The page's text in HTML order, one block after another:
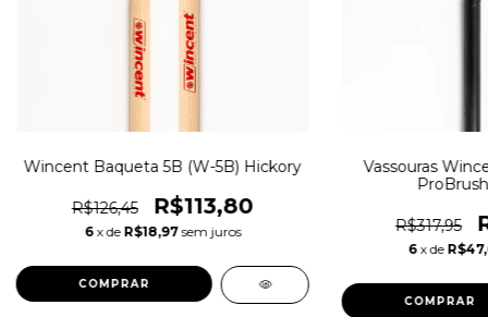
Wincent Baqueta 5B (W-5B) Hickory
R$126,45 R$113,80
6 x de R$18,97 sem juros
Vassouras
R$317,95
6 x de